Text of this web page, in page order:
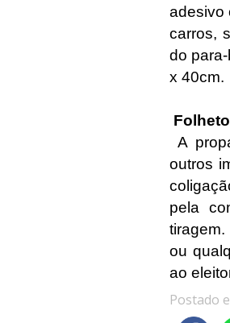
adesivo
carros,
do
x 40cm.
A
outros
pela
ou
ao
Postado